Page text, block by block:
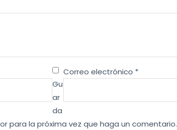
Correo electrónico *
Gu
ar
da
para la próxima vez que haga un comentario.